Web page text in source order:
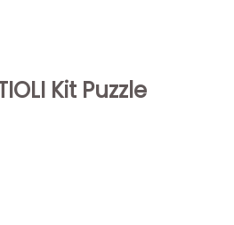
Kit Puzzle